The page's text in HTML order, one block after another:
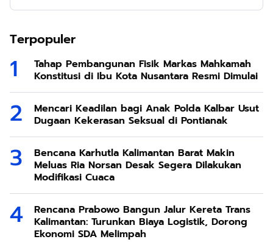
Terpopuler
Tahap Pembangunan Fisik Markas Mahkamah
Konstitusi di Ibu Kota Nusantara Resmi Dimulai
Mencari Keadilan bagi Anak Polda Kalbar Usut
Dugaan Kekerasan Seksual di Pontianak
Bencana Karhutla Kalimantan Barat Makin
Meluas Ria Norsan Desak Segera Dilakukan
Modifikasi Cuaca
Rencana Prabowo Bangun Jalur Kereta Trans
Kalimantan: Turunkan Biaya Logistik, Dorong
Ekonomi SDA Melimpah